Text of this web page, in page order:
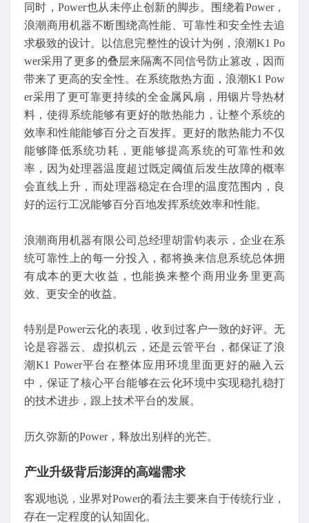
同时，Power也从未停止创新的脚步。围绕着Power，
浪潮商用机器不断围绕高性能、可靠性和安全性去追
求极致的设计。以信息完整性的设计为例，浪潮K1 Po
wer采用了更多的叠层来隔离不同信号防止篡改，因而
带来了更高的安全性。在系统散热方面，浪潮K1 Pow
er采用了更可靠更持续的全金属风扇，用铟片导热材
料，使得系统能够有更好的散热能力，让整个系统的
效率和性能能够百分之百发挥。更好的散热能力不仅
能够降低系统功耗，更能够提高系统的可靠性和效
率，因为处理器温度超过既定阈值后发生故障的概率
会直线上升，而处理器稳定在合理的温度范围内，良
好的运行工况能够百分百地发挥系统效率和性能。
浪潮商用机器有限公司总经理胡雷钧表示，企业在系
统可靠性上的每一分投入，都将换来信息系统总体拥
有成本的更大收益，也能换来整个商用业务里更高
效、更安全的收益。
特别是Power云化的表现，收到过客户一致的好评。无
论是容器云、虚拟机云，还是云管平台，都保证了浪
潮K1 Power平台在整体应用环境里面更好的融入云
中，保证了核心平台能够在云化环境中实现稳扎稳打
的技术进步，跟上技术平台的发展。
历久弥新的Power，释放出别样的光芒。
产业升级背后澎湃的高端需求
客观地说，业界对Power的看法主要来自于传统行业，
存在一定程度的认知固化。